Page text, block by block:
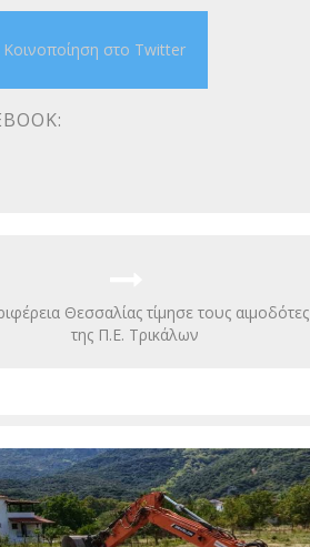
Κοινοποίηση στο Twitter
Θεσσαλίας τίμησε τους αιμοδότες
της Π.Ε. Τρικάλων